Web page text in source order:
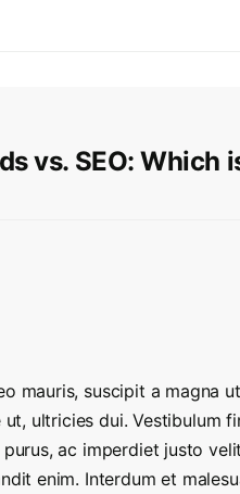
vs. SEO: Which
mauris, suscipit a magna
ultricies dui. Vestibulum
ac imperdiet justo
enim. Interdum et